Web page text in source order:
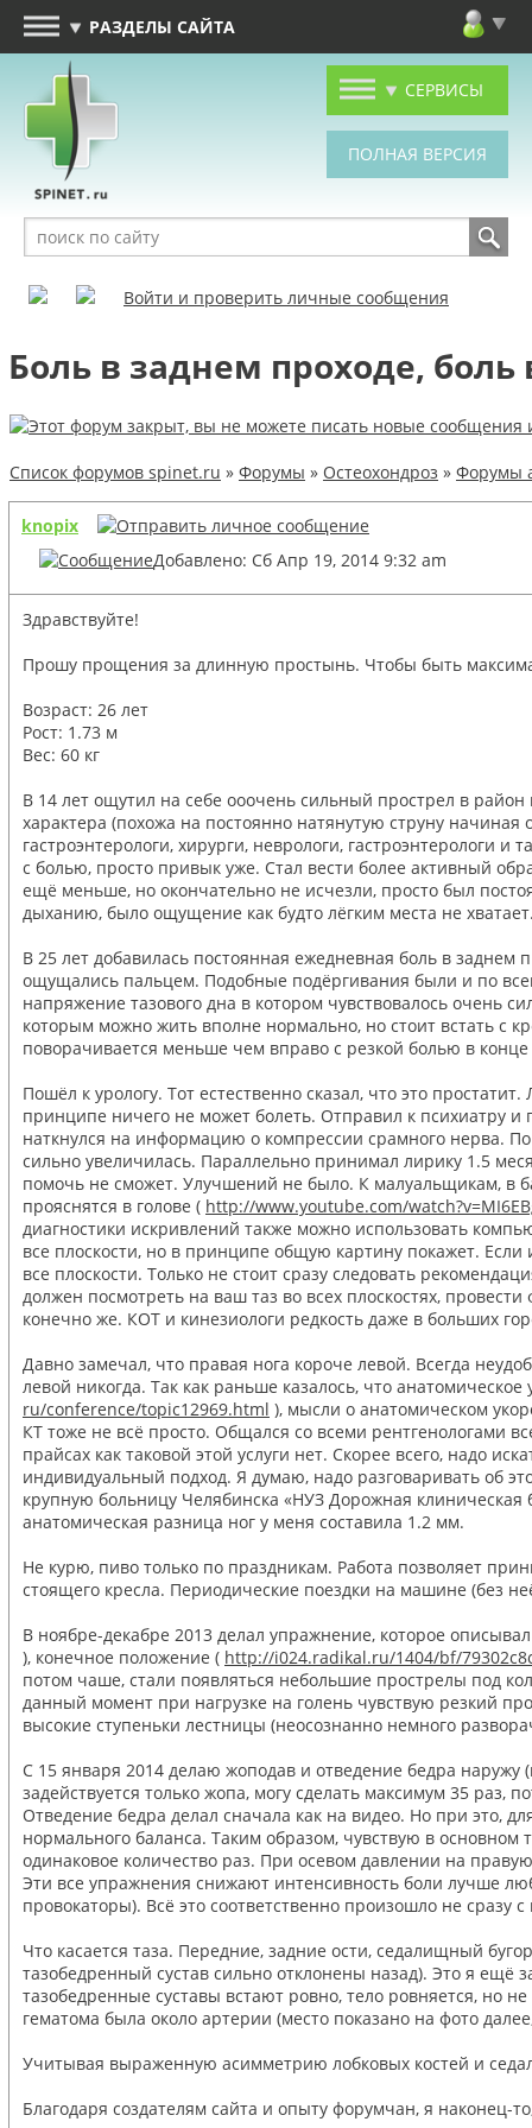
РАЗДЕЛЫ САЙТА
СЕРВИСЫ
Войти и проверить личные сообщения
Боль в заднем проходе, боль
Список форумов spinet.ru » Форумы » Остеохондроз » Форумы
knopix
Добавлено: Сб Апр 19, 2014 9:32 am
Здравствуйте!
Прошу прощения за длинную простынь. Чтобы быть
Возраст: 26 лет
Рост: 1.73 м
Вес: 60 кг
В 14 лет ощутил на себе ооочень сильный прострел в
характера (похожа на постоянно натянутую струну
гастроэнтерологи, хирурги, неврологи, гастроэнтерологи
с болью, просто привык уже. Стал вести более активный
ещё меньше, но окончательно не исчезли, просто был
дыханию, было ощущение как будто лёгким места не
В 25 лет добавилась постоянная ежедневная боль в
ощущались пальцем. Подобные подёргивания были и по
напряжение тазового дна в котором чувствовалось очень
которым можно жить вполне нормально, но стоит встать с
поворачивается меньше чем вправо с резкой болью в
Пошёл к урологу. Тот естественно сказал, что это
принципе ничего не может болеть. Отправил к психиатру и
наткнулся на информацию о компрессии срамного нерва.
сильно увеличилась. Параллельно принимал лирику 1.5
помочь не сможет. Улучшений не было. К малуальщикам, в
прояснятся в голове ( http://www.youtube.com/
диагностики искривлений также можно использовать
все плоскости, но в принципе общую картину покажет.
все плоскости. Только не стоит сразу следовать
должен посмотреть на ваш таз во всех плоскостях,
конечно же. КОТ и кинезиологи редкость даже в больших
Давно замечал, что правая нога короче левой. Всегда
левой никогда. Так как раньше казалось, что
ru/conference/topic12969.html ), мысли о анатомическом
КТ тоже не всё просто. Общался со всеми рентгенологами
прайсах как таковой этой услуги нет. Скорее всего, надо
индивидуальный подход. Я думаю, надо разговаривать об
крупную больницу Челябинска «НУЗ Дорожная
анатомическая разница ног у меня составила 1.2 мм.
Не курю, пиво только по праздникам. Работа позволяет
стоящего кресла. Периодические поездки на машине (без
В ноябре-декабре 2013 делал упражнение, которое
), конечное положение ( http://i024.radikal.ru/1404/bf/
потом чаше, стали появляться небольшие прострелы под
данный момент при нагрузке на голень чувствую резкий
высокие ступеньки лестницы (неосознанно немного
С 15 января 2014 делаю жоподав и отведение бедра
задействуется только жопа, могу сделать максимум 35
Отведение бедра делал сначала как на видео. Но при это,
нормального баланса. Таким образом, чувствую в
одинаковое количество раз. При осевом давлении на
Эти все упражнения снижают интенсивность боли лучше
провокаторы). Всё это соответственно произошло не
Что касается таза. Передние, задние ости, седалищный
тазобедренный сустав сильно отклонены назад). Это я ещё
тазобедренные суставы встают ровно, тело ровняется, но
гематома была около артерии (место показано на фото
Учитывая выраженную асимметрию лобковых костей и
Благодаря создателям сайта и опыту форумчан, я